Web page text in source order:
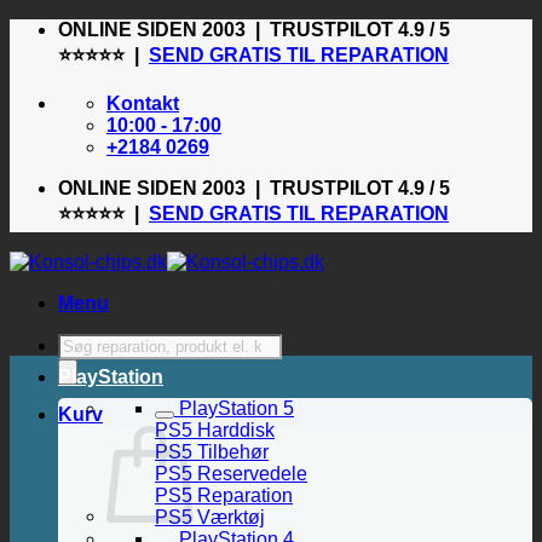
FortsætONLINE SIDEN 2003 | TRUSTPILOT 4.9 / 5
⭐⭐⭐⭐⭐ | SEND GRATIS TIL REPARATION
Kontakt
10:00 - 17:00
+2184 0269
ONLINE SIDEN 2003 | TRUSTPILOT 4.9 / 5
⭐⭐⭐⭐⭐ | SEND GRATIS TIL REPARATION
Menu
Products
search
Kurv
PlayStation
PlayStation 5
PS5 Harddisk
PS5 Tilbehør
PS5 Reservedele
PS5 Reparation
PS5 Værktøj